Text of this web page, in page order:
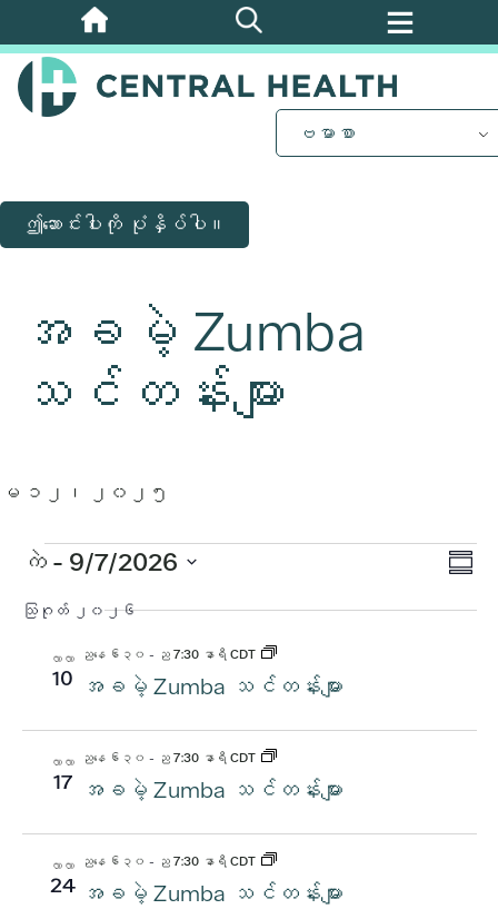
အဓိက
အကြောင်းအရာ
သို့
ဗမာစာ
ဤဆောင်းပါးကို ပုံနှိပ်ပါ။
အခမဲ့ Zumba
သင်တန်းများ
ေမ ၁၂၊​ ၂၀၂၅
အဲ့
ဒါနဲ့
ပွဲ
အကျဉ်
ကဲ - 9/7/2026
ကို
ပါ။
သြဂုတ် ၂၀၂၆
လာလာ
10
ညနေ ၆း၃၀ - ည 7:30 နာရီ CDT
အခမဲ့ Zumba သင်တန်းများ
လာလာ
17
ညနေ ၆း၃၀ - ည 7:30 နာရီ CDT
အခမဲ့ Zumba သင်တန်းများ
လာလာ
24
ညနေ ၆း၃၀ - ည 7:30 နာရီ CDT
အခမဲ့ Zumba သင်တန်းများ